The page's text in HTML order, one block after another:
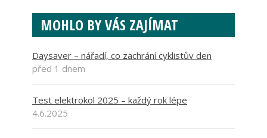
MOHLO BY VÁS ZAJÍMAT
Daysaver – nářadí, co zachrání cyklistův den
před 1 dnem
Test elektrokol 2025 – každý rok lépe
4.6.2025